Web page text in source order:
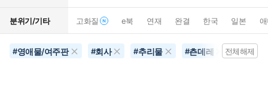
분위기/기타 고화질 e북 연재 완결 한국 일본
#영애물/여주판 #회사 #추리물 #츤데레 #공포물
전체해제